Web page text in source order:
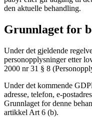
den aktuelle behandling.
Grunnlaget for
Under det gjeldende
personopplysninger etter
2000 nr 31 § 8
Under det kommende
adresse, telefon, e-
Grunnlaget for denne
artikkel Art 6 (b).